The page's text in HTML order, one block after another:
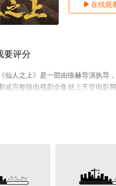
 在线观
要评分
仙人之上》是一部由徐赫导演执导
减完整版电视剧全集就上天堂电影